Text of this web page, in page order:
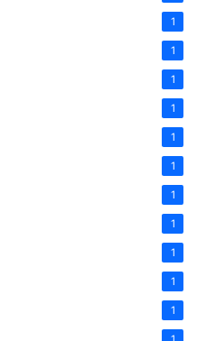
1
1
1
1
1
1
1
1
1
1
1